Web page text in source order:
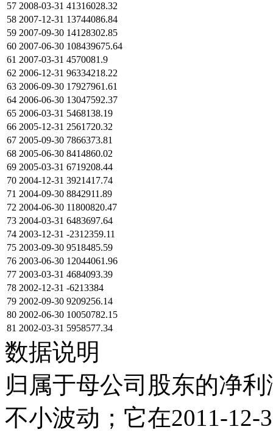
57 2008-03-31 41316028.32
58 2007-12-31 13744086.84
59 2007-09-30 14128302.85
60 2007-06-30 108439675.64
61 2007-03-31 4570081.9
62 2006-12-31 96334218.22
63 2006-09-30 17927961.61
64 2006-06-30 13047592.37
65 2006-03-31 5468138.19
66 2005-12-31 2561720.32
67 2005-09-30 7866373.81
68 2005-06-30 8414860.02
69 2005-03-31 6719208.44
70 2004-12-31 3921417.74
71 2004-09-30 8842911.89
72 2004-06-30 11800820.47
73 2004-03-31 6483697.64
74 2003-12-31 -2312359.11
75 2003-09-30 9518485.59
76 2003-06-30 12044061.96
77 2003-03-31 4684093.39
78 2002-12-31 -6213384
79 2002-09-30 9209256.14
80 2002-06-30 10050782.15
81 2002-03-31 5958577.34
数据说明
归属于母公司股东的净
不小波动；它在2011-12-